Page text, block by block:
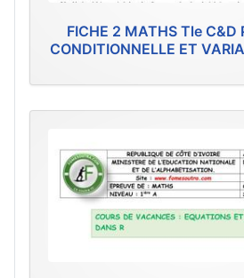
FICHE 2 MATHS Tle C&D
CONDITIONNELLE ET